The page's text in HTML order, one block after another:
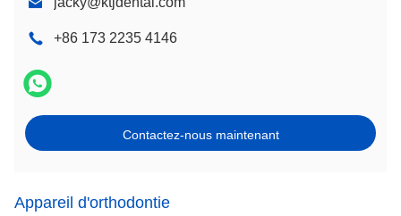
+86 173 2235 4146
Contactez-nous maintenant
Appareil d'orthodontie